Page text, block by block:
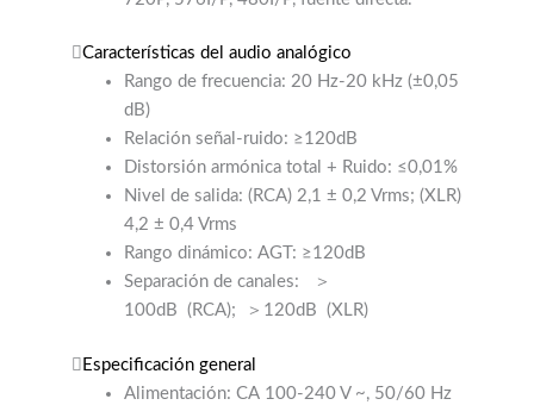
Características del audio analógico
Rango de frecuencia: 20 Hz-20 kHz (±0,05
dB)
Relación señal-ruido: ≥120dB
Distorsión armónica total + Ruido: ≤0,01%
Nivel de salida: (RCA) 2,1 ± 0,2 Vrms; (XLR)
4,2 ± 0,4 Vrms
Rango dinámico: AGT: ≥120dB
Separación de canales:
＞
100dB (RCA); ＞120dB (XLR)
Especificación general
Alimentación: CA 100-240 V ~, 50/60 Hz